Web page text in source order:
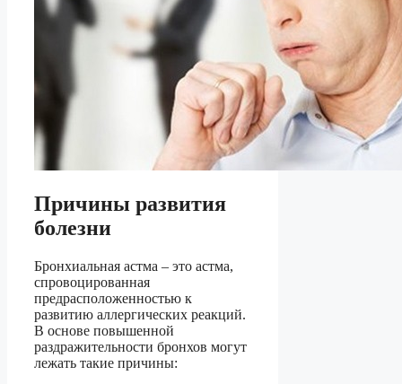
Причины развития
болезни
Бронхиальная астма – это астма,
спровоцированная
предрасположенностью к
развитию аллергических реакций.
В основе повышенной
раздражительности бронхов могут
лежать такие причины: